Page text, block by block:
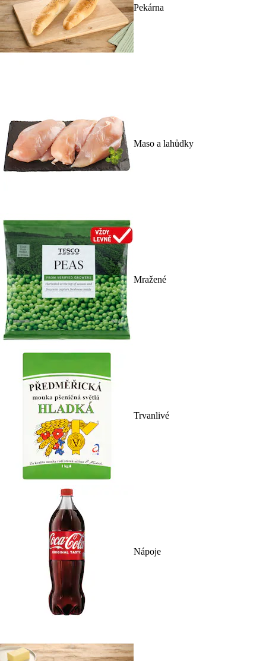
Pekárna
Maso a lahůdky
Mražené
Trvanlivé
Nápoje